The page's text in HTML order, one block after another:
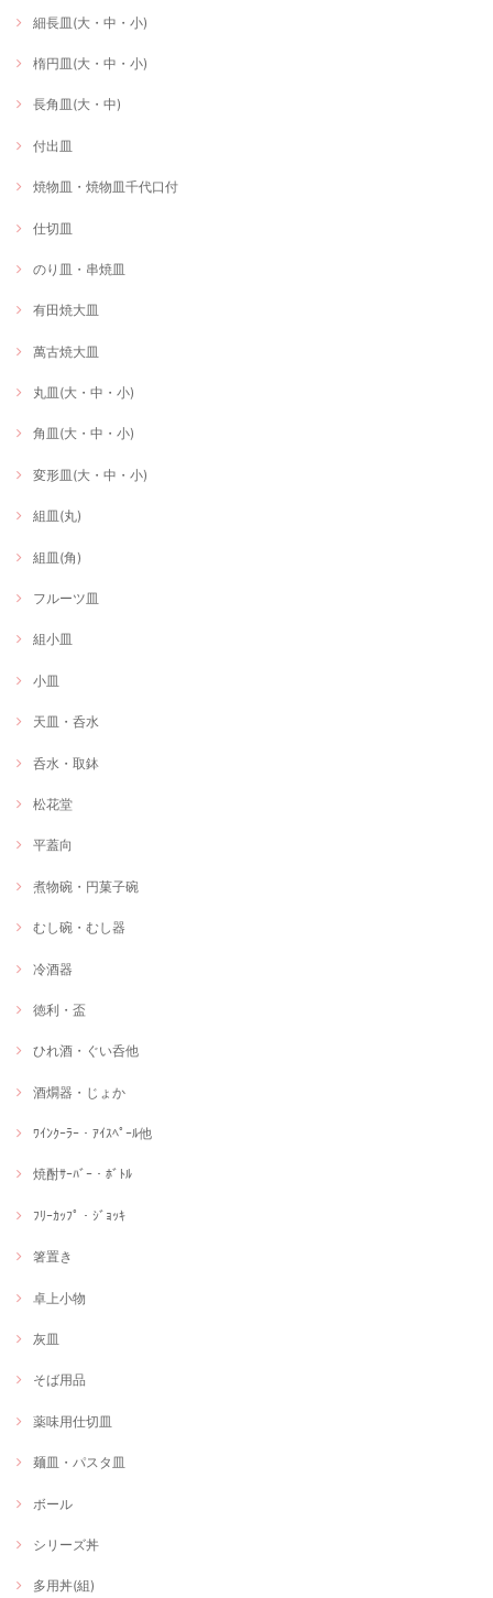
細長皿(大・中・小)
楕円皿(大・中・小)
長角皿(大・中)
付出皿
焼物皿・焼物皿千代口付
仕切皿
のり皿・串焼皿
有田焼大皿
萬古焼大皿
丸皿(大・中・小)
角皿(大・中・小)
変形皿(大・中・小)
組皿(丸)
組皿(角)
フルーツ皿
組小皿
小皿
天皿・呑水
呑水・取鉢
松花堂
平蓋向
煮物碗・円菓子碗
むし碗・むし器
冷酒器
徳利・盃
ひれ酒・ぐい呑他
酒燗器・じょか
ﾜｲﾝｸｰﾗｰ・ｱｲｽﾍﾟｰﾙ他
焼酎ｻｰﾊﾞｰ・ﾎﾞﾄﾙ
ﾌﾘｰｶｯﾌﾟ・ｼﾞｮｯｷ
箸置き
卓上小物
灰皿
そば用品
薬味用仕切皿
麺皿・パスタ皿
ボール
シリーズ丼
多用丼(組)